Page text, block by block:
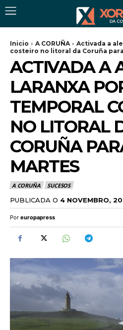
Inicio A CORUÑA
Activada a
costeiro no litoral da Coruña
ACTIVADA A
LARANXA
TEMPORAL
NO LITORAL
CORUÑA
MARTES
A CORUÑA SUCESOS
PUBLICADA O 4 NOVEMBRO,
Por europapress